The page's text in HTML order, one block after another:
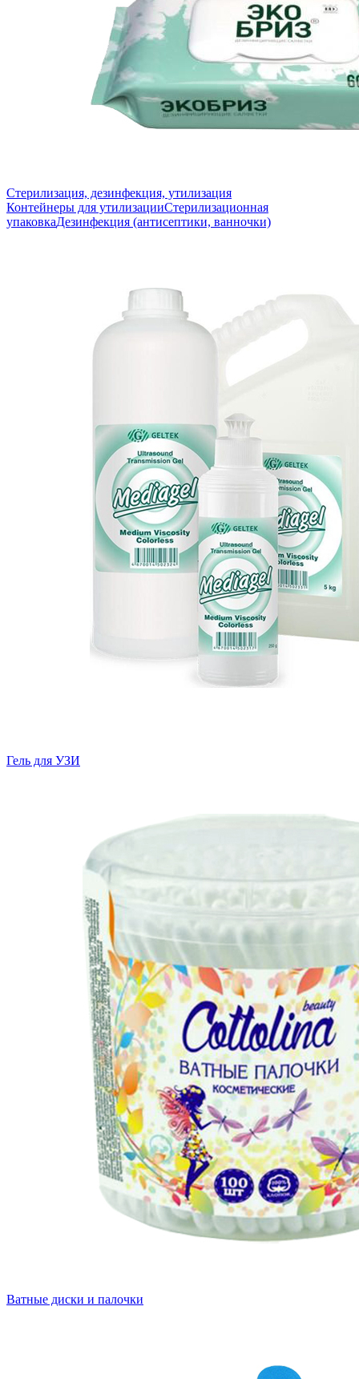
Стерилизация, дезинфекция, утилизация
Контейнеры для утилизацииСтерилизационная
упаковкаДезинфекция (антисептики, ванночки)
Гель для УЗИ
Ватные диски и палочки